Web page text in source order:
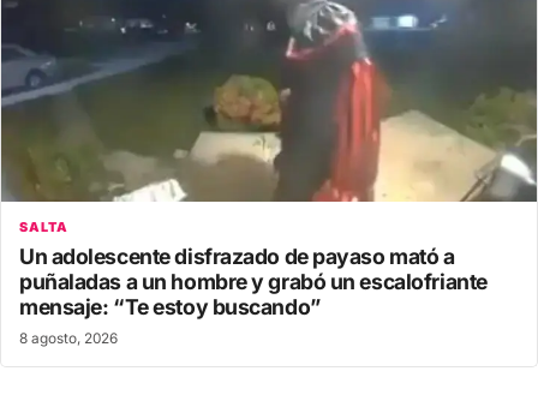
SALTA
Un adolescente disfrazado de payaso mató a
puñaladas a un hombre y grabó un escalofriante
mensaje: “Te estoy buscando”
8 agosto, 2026